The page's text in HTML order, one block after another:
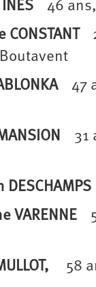
46 ans,
47
31
DESCHAMPS
VARENNE
58